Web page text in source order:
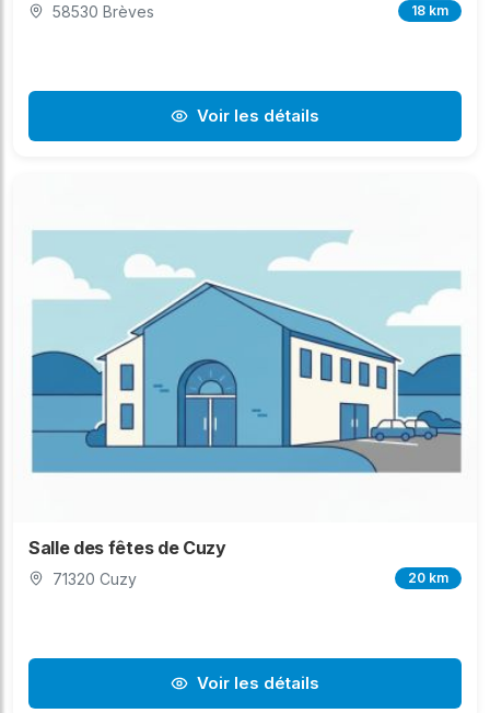
58530 Brèves 18 km
Voir les détails
Salle des fêtes de Cuzy
71320 Cuzy 20 km
Voir les détails